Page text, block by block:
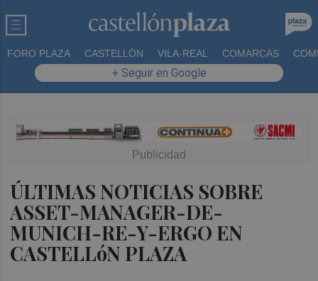
FORO PLAZA CASTELLÓN VILA-REAL COMARCAS
+ Seguir en Google
ÚLTIMAS NOTICIAS SOBRE
ASSET-MANAGER-DE-
MUNICH-RE-Y-ERGO EN
CASTELLóN PLAZA